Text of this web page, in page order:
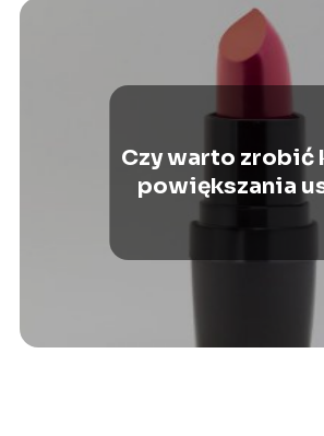
Czy warto zrobić
powiększania